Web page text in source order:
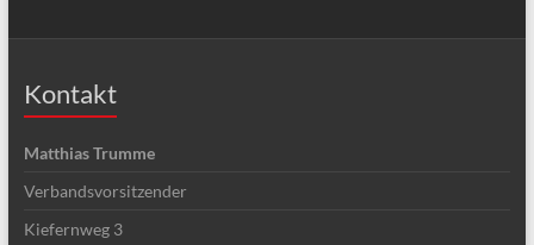
Kontakt
Matthias Trumme
Verbandsvorsitzender
Kiefernweg 3